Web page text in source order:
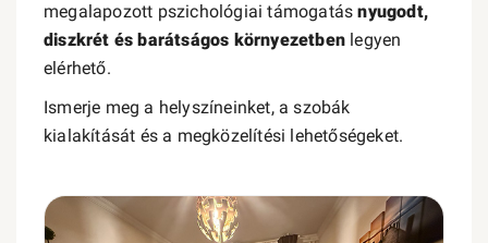
megalapozott pszichológiai támogatásnyugodt,
diszkrét és barátságos környezetben legyen
elérhető.
Ismerje meg a helyszíneinket, a szobák
kialakítását és a megközelítési lehetőségeket.